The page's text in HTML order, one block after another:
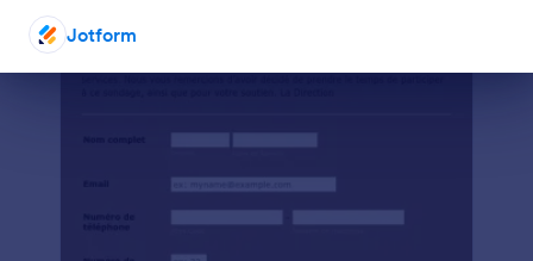
Jotform